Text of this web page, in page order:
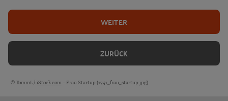
ZURÜCK
WEITER
Bildquellen und Copyright-Hinweise
© TommL / iStock.com – Frau Startup (1741_frau_startup.jpg)